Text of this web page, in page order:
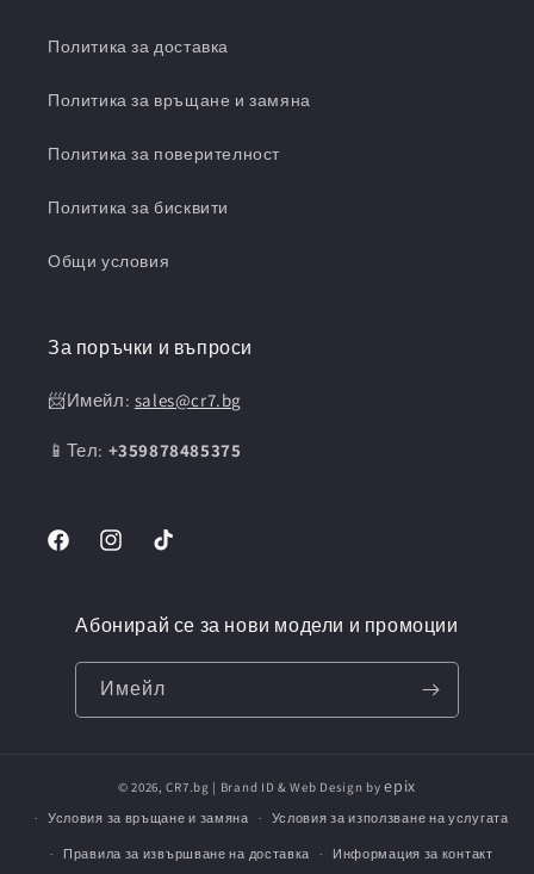
Политика за доставка
Политика за връщане и замяна
Политика за поверителност
Политика за бисквити
Общи условия
За поръчки и въпроси
📨Имейл: sales@cr7.bg
📱Тел: +359878485375
FacebookInstagramTikTok
Абонирай се за нови модели и промоции
Имейл
© 2026,CR7.bg | Brand ID & Web Design byepix
Условия за връщане и замяна Условия за използване на услугата
Правила за извършване на доставка Информация за контакт